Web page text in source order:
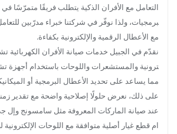
التعامل مع الأفران الذكية يتطلب فريقًا متمرّسًا في
برمجيات، ولذا نوفّر في شركتنا خبراء مدرّبين
مع الأعطال الرقمية والإلكترونية بكفاءة.
نقدّم في الجبيل خدمات صيانة الأفران الكهربائية
ترونية والمستشعرات واللوحات باستخدام أجهزة
مما يساعد على تحديد الأعطال البرمجية أو
على ذلك، نعرض حلولًا إصلاحية واضحة مع تقدير
عند صيانة الماركات المعروفة مثل سامسونج
ام قطع غيار أصلية متوافقة مع اللوحات